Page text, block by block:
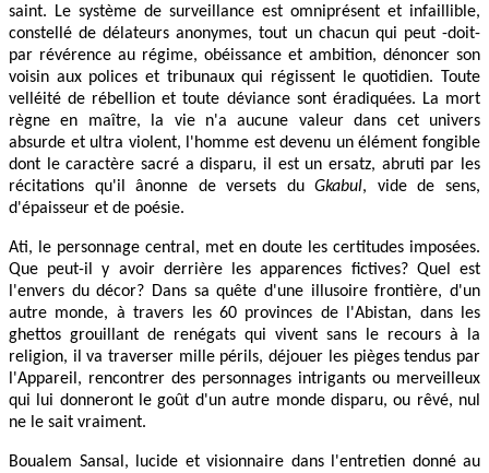
saint. Le système de surveillance est omniprésent et infaillible,
constellé de délateurs anonymes, tout un chacun qui peut -doit-
par révérence au régime, obéissance et ambition, dénoncer son
voisin aux polices et tribunaux qui régissent le quotidien. Toute
velléité de rébellion et toute déviance sont éradiquées. La mort
règne en maître, la vie n'a aucune valeur dans cet univers
absurde et ultra violent, l'homme est devenu un élément fongible
dont le caractère sacré a disparu, il est un ersatz, abruti par les
récitations qu'il ânonne de versets duGkabul, vide de sens,
d'épaisseur et de poésie.
Ati, le personnage central, met en doute les certitudes imposées.
Que peut-il y avoir derrière les apparences fictives? Quel est
l'envers du décor? Dans sa quête d'une illusoire frontière, d'un
autre monde, à travers les 60 provinces de l'Abistan, dans les
ghettos grouillant de renégats qui vivent sans le recours à la
religion, il va traverser mille périls, déjouer les pièges tendus par
l'Appareil, rencontrer des personnages intrigants ou merveilleux
qui lui donneront le goût d'un autre monde disparu, ou rêvé, nul
ne le sait vraiment.
Boualem Sansal, lucide et visionnaire dans l'entretien donné au